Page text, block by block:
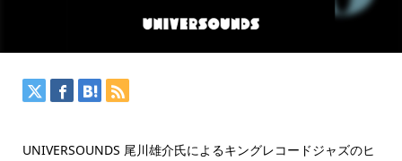
UNIVERSOUNDS 尾川雄介氏によるキングレコードジャズのヒ